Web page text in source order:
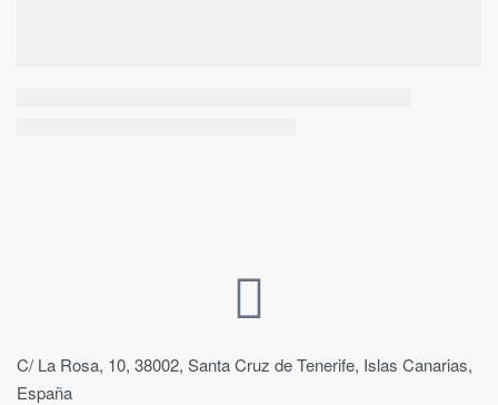
C/ La Rosa, 10, 38002, Santa Cruz de Tenerife, Islas Canarias,
España